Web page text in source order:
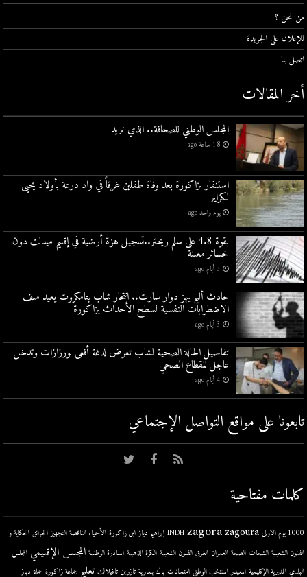
من نحن ؟
للإعلان على الجريدة
اتصل بنا
أخر المقالات
المجلس الوطني للصحافة.. الذي نريد
18 ساعة ago
استنفار بزاكورة بعد وفاة طفلين غرقاً في واد درعة بأولاد يحيى
لكراير
يوم واحد ago
بقوة 4.8 على سلم ريختر..تسجيل هزة أرضية في إقليم ميدلت دون
خسائر معلنة
3 أيام ago
حادث أليم يهز دوار سارت.. انتحار شاب بتامكروت يعيد ملف
الاضطرابات النفسية لسطح الأحداث بزاكورة
3 أيام ago
تفاصيل الحالة الصحية لشاب تعرض لدغة أفعى بورزازات وتدخل
عاجل للقطاع الصحي
4 أيام ago
تابعونا على مواقع التواصل اﻹجتماعي
كلمات مفتاحية
1000 يوم الاولى INDH zagora zagoura إبراهيم دياز ابن زاكورة الأحياء الناقصة التجهيز الحرائق الحكاية و
الفنون الشعبية الشحات الصحة العمران الغرق الفنون الشعبية الكرة الذهبية المبادرة الوطنية المجلس الإقليمي المجلس
البلدي المديرية الإقليمية المعيدر المنتخب الوطني امتحانات باك بلغارية تازرين تافيلالت تعليم جماعة زاكورة حملة دباز